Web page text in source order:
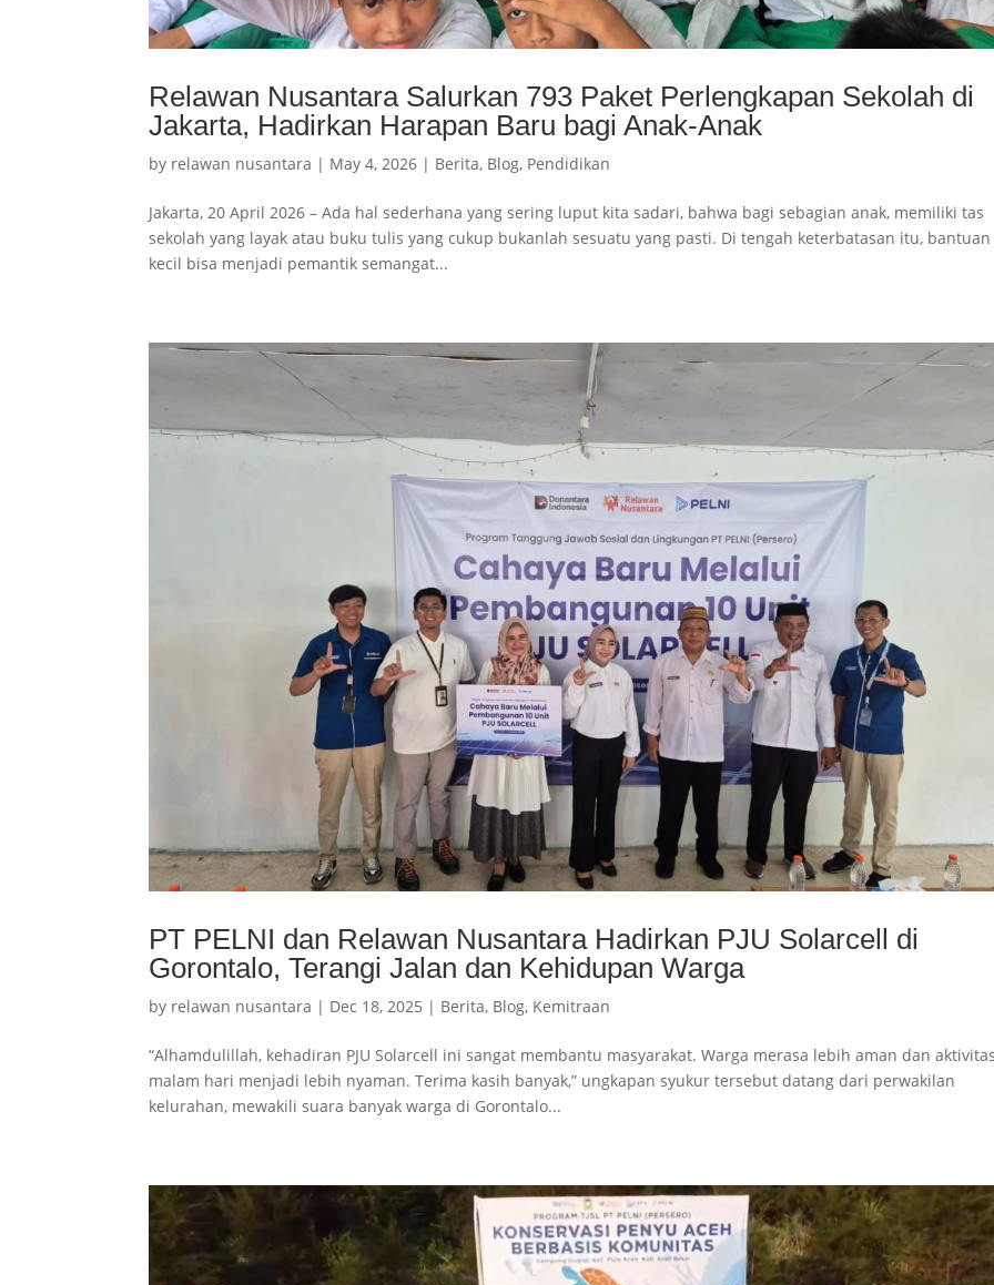
Relawan Nusantara Salurkan 793 Paket Perlengkapan Sekolah di
Jakarta, Hadirkan Harapan Baru bagi Anak-Anak
by relawan nusantara | May 4, 2026 | Berita, Blog, Pendidikan
Jakarta, 20 April 2026 – Ada hal sederhana yang sering luput kita sadari, bahwa bagi sebagian anak, memiliki tas
sekolah yang layak atau buku tulis yang cukup bukanlah sesuatu yang pasti. Di tengah keterbatasan itu, bantuan
kecil bisa menjadi pemantik semangat...
PT PELNI dan Relawan Nusantara Hadirkan PJU Solarcell di
Gorontalo, Terangi Jalan dan Kehidupan Warga
by relawan nusantara | Dec 18, 2025 | Berita, Blog, Kemitraan
“Alhamdulillah, kehadiran PJU Solarcell ini sangat membantu masyarakat. Warga merasa lebih aman dan
malam hari menjadi lebih nyaman. Terima kasih banyak,” ungkapan syukur tersebut datang dari perwakilan
kelurahan, mewakili suara banyak warga di Gorontalo...